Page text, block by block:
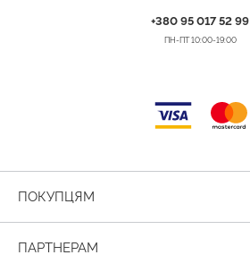
+380 95 017 52 99
ПН-ПТ 10:00-19:00
ПОКУПЦЯМ
ПАРТНЕРАМ